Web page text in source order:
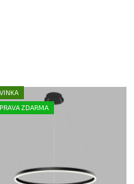
ZDARMA